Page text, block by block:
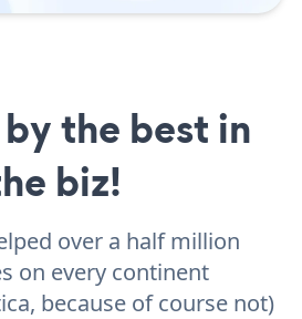
the best in
biz!
over a half million
on every continent
because of course not)